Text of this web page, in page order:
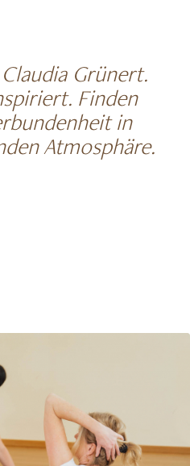
Grünert.
Finden
in
Atmosphäre.